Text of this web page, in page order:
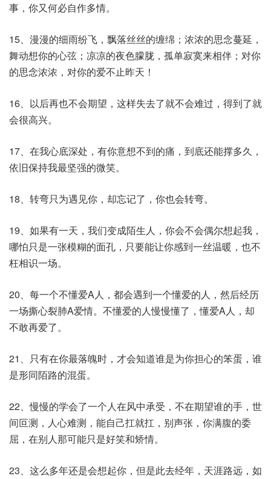
事，你又何必自作多情。
15、漫漫的细雨纷飞，飘落丝丝的缠绵；浓浓的思念蔓延，
舞动想你的心弦；凉凉的夜色朦胧，孤单寂寞来相伴；对你
的思念浓浓，对你的爱不止昨天！
16、以后再也不会期望，这样失去了就不会难过，得到了就
会很高兴。
17、在我心底深处，有你意想不到的痛，到底还能撑多久，
依旧保持我最坚强的微笑。
18、转弯只为遇见你，却忘记了，你也会转弯。
19、如果有一天，我们变成陌生人，你会不会偶尔想起我，
哪怕只是一张模糊的面孔，只要能让你感到一丝温暖，也不
枉相识一场。
20、每一个不懂爱A人，都会遇到一个懂爱的人，然后经历
一场撕心裂肺A爱情。不懂爱的人慢慢懂了，懂爱A人，却
不敢再爱了。
21、只有在你最落魄时，才会知道谁是为你担心的笨蛋，谁
是形同陌路的混蛋。
22、慢慢的学会了一个人在风中承受，不在期望谁的手，世
间叵测，人心难测，能自己扛就扛，别声张，你满腹的委
屈，在别人那可能只是好笑和矫情。
23、这么多年还是会想起你，但是此去经年，天涯路远，如